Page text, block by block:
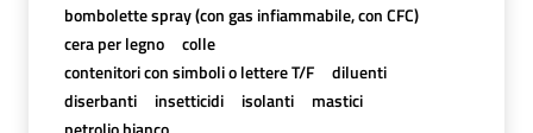
bombolette spray (con gas infiammabile, con CFC)
cera per legno
colle
contenitori con simboli o lettere T/F
diluenti
diserbanti
insetticidi isolanti
mastici